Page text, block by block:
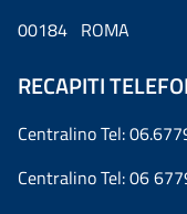
00184 ROMA
RECAPITI
Centralino Tel:
Centralino Tel: 06